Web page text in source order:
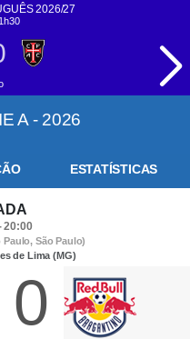
2026/27
A - 2026
ESTATÍSTICAS
20:00
Paulo, São Paulo)
de Lima (MG)
0